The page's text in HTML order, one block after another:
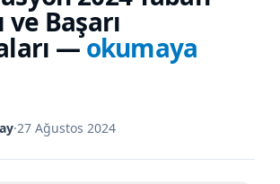
ve Başarı
—okumaya
·27 Ağustos 2024